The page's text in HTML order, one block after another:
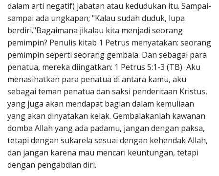
dalam arti negatif) jabatan atau kedudukan itu. Sampai-
sampai ada ungkapan; "Kalau sudah duduk, lupa
berdiri."Bagaimana jikalau kita menjadi seorang
pemimpin? Penulis kitab 1 Petrus menyatakan: seorang
pemimpin seperti seorang gembala. Dan sebagai para
penatua, mereka diingatkan: 1 Petrus 5:1-3 (TB) Aku
menasihatkan para penatua di antara kamu, aku
sebagai teman penatua dan saksi penderitaan Kristus,
yang juga akan mendapat bagian dalam kemuliaan
yang akan dinyatakan kelak. Gembalakanlah kawanan
domba Allah yang ada padamu, jangan dengan paksa,
tetapi dengan sukarela sesuai dengan kehendak Allah,
dan jangan karena mau mencari keuntungan, tetapi
dengan pengabdian diri.